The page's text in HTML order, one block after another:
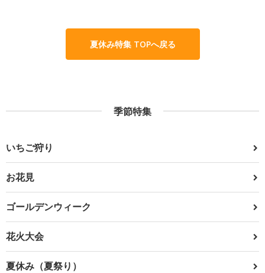
夏休み特集 TOPへ戻る
季節特集
いちご狩り
お花見
ゴールデンウィーク
花火大会
夏休み（夏祭り）